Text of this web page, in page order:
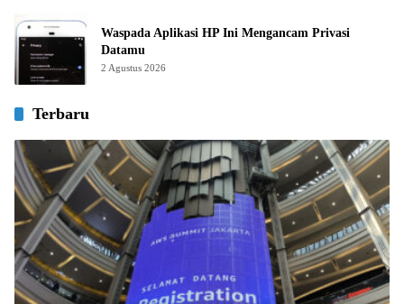
Waspada Aplikasi HP Ini Mengancam Privasi
Datamu
2 Agustus 2026
Terbaru